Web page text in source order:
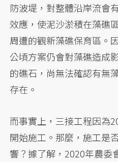
防波堤，對整體沿岸流會
效應，使泥沙淤積在藻礁
周遭的觀新藻礁保育區。
公頃方案仍會對藻礁造成
的礁石，尚無法確認有無
存在。
而事實上，三接工程因為
開始施工。那麼，施工是
響？據了解，2020年農委